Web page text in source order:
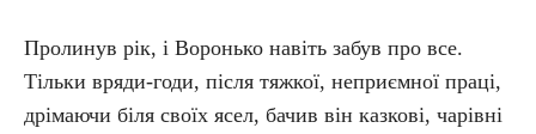
Пролинув рік, і Воронько навіть забув про все.
Тільки вряди-годи, після тяжкої, неприємної праці,
дрімаючи біля своїх ясел, бачив він казкові, чарівні